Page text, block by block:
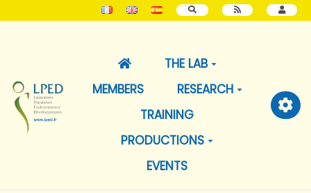
SEARCH
THE LAB
MEMBERS
RESEARCH
TRAINING
PRODUCTIONS
EVENTS